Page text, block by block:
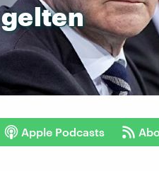
gelten
Apple Podcasts